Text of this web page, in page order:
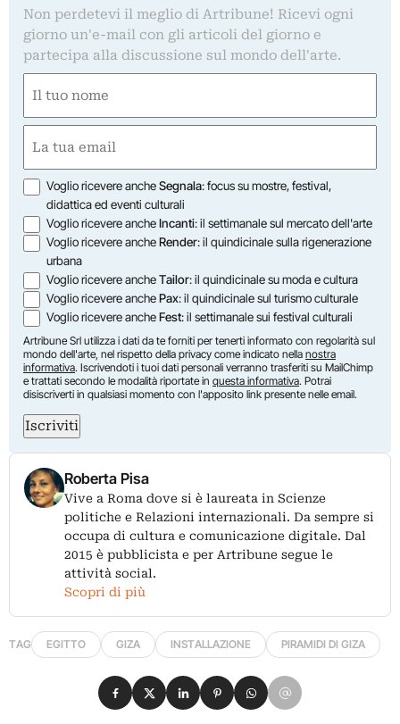
Non perdetevi il meglio di Artribune! Ricevi ogni
giorno un'e-mail con gli articoli del giorno e
partecipa alla discussione sul mondo dell'arte.
(Required)
First
(Required)
Opzioni
Voglio ricevere ancheSegnala: focus su mostre, festival,
didattica ed eventi culturali
Voglio ricevere ancheIncanti: il settimanale sul mercato dell'arte
Voglio ricevere ancheRender: il quindicinale sulla rigenerazione
urbana
Voglio ricevere ancheTailor: il quindicinale su moda e cultura
Voglio ricevere anchePax: il quindicinale sul turismo culturale
Voglio ricevere ancheFest: il settimanale sui festival culturali
Artribune Srl utilizza i dati da te forniti per tenerti informato con regolarità sul
mondo dell'arte, nel rispetto della privacy come indicato nella nostra
informativa. Iscrivendoti i tuoi dati personali verranno trasferiti su MailChimp
e trattati secondo le modalità riportate in questa informativa. Potrai
disiscriverti in qualsiasi momento con l'apposito link presente nelle email.
Iscriviti
Roberta Pisa
Vive a Roma dove si è laureata in Scienze
politiche e Relazioni internazionali. Da sempre si
occupa di cultura e comunicazione digitale. Dal
2015 è pubblicista e per Artribune segue le
attività social.
Scopri di più
TAG EGITTO GIZA INSTALLAZIONE PIRAMIDI DI GIZA
Condividi su Facebook
Condividi su X
Condividi su LinkedIn
Condividi su Pinterest
Condividi su WhatsApp
Condividi su Email